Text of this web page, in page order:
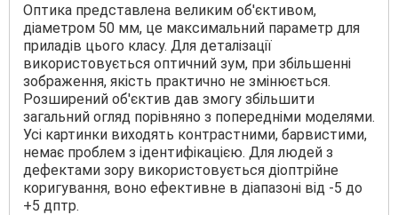
Оптика представлена великим об'єктивом,
діаметром 50 мм, це максимальний параметр для
приладів цього класу. Для деталізації
використовується оптичний зум, при збільшенні
зображення, якість практично не змінюється.
Розширений об'єктив дав змогу збільшити
загальний огляд порівняно з попередніми моделями.
Усі картинки виходять контрастними, барвистими,
немає проблем з ідентифікацією. Для людей з
дефектами зору використовується діоптрійне
коригування, воно ефективне в діапазоні від -5 до
+5 дптр.